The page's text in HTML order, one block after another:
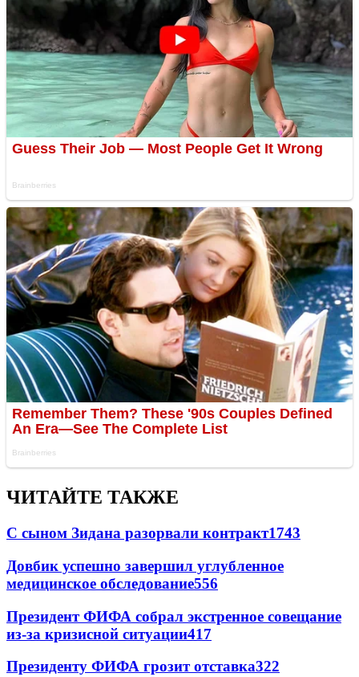
ЧИТАЙТЕ ТАКЖЕ
С сыном Зидана разорвали контракт1743
Довбик успешно завершил углубленное
медицинское обследование556
Президент ФИФА собрал экстренное совещание
из-за кризисной ситуации417
Президенту ФИФА грозит отставка322